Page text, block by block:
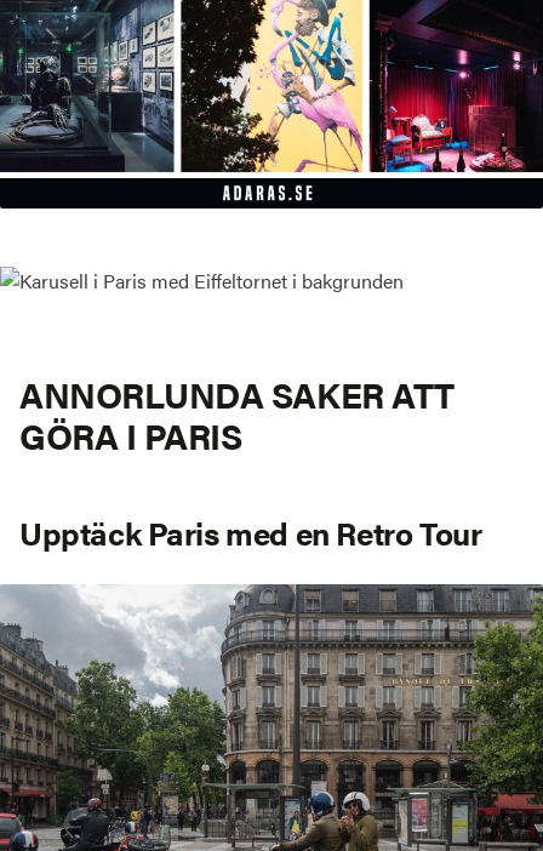
ANNORLUNDA SAKER ATT
GÖRA I PARIS
Upptäck Paris med en Retro Tour